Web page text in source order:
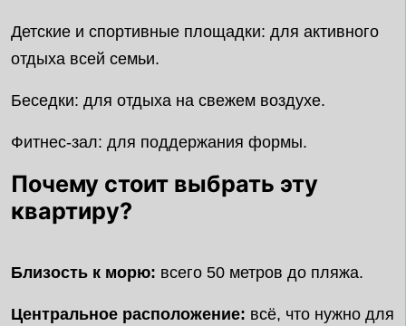
Детские и спортивные площадки: для активного
отдыха всей семьи.
Беседки: для отдыха на свежем воздухе.
Фитнес-зал: для поддержания формы.
Почему стоит выбрать эту
квартиру?
Близость к морю: всего 50 метров до пляжа.
Центральное расположение: всё, что нужно для